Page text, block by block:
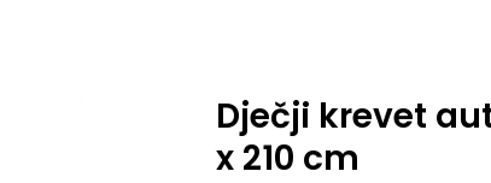
Dječji krevet
x 210 cm